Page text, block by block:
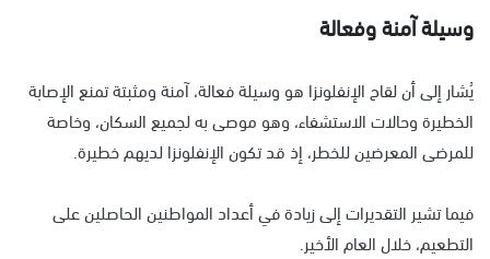
وسيلة آمنة وفعالة
يُشار إلى أن لقاح الإنفلونزا هو وسيلة فعالة، آمنة ومثبتة تمنع الإصابة
الخطيرة وحالات الاستشفاء، وهو موصى به لجميع السكان، وخاصة
للمرضى المعرضين للخطر، إذ قد تكون الإنفلونزا لديهم خطيرة.
فيما تشير التقديرات إلى زيادة في أعداد المواطنين الحاصلين على
التطعيم، خلال العام الأخير.